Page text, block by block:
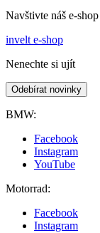
Navštivte náš e-shop
invelt e-shop
Nenechte si ujít
Odebírat novinky
BMW:
Facebook
Instagram
YouTube
Motorrad:
Facebook
Instagram